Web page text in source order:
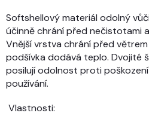
Softshellový materiál odolný
účinně chrání před nečistotami
Vnější vrstva chrání před
podšívka dodává teplo. Dvojité
posilují odolnost proti
používání.
Vlastnosti: